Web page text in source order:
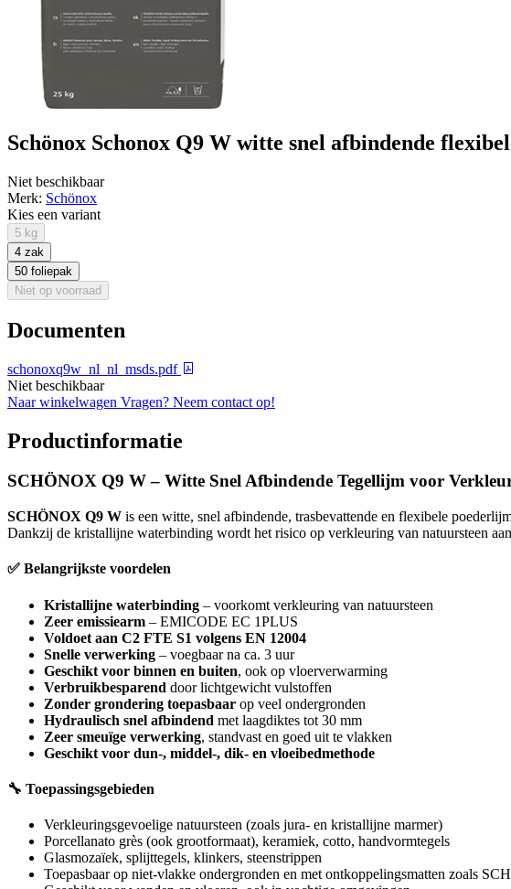
Schönox Schonox Q9 W witte snel afbindende
Niet beschikbaar
Merk: Schönox
Kies een variant
5 kg
4 zak
50 foliepak
Niet op voorraad
Documenten
schonoxq9w_nl_nl_msds.pdf
Niet beschikbaar
Naar winkelwagen Vragen? Neem contact op!
Productinformatie
SCHÖNOX Q9 W – Witte Snel Afbindende Tegellijm voor
SCHÖNOX Q9 W is een witte, snel afbindende, trasbevattende en flexibele
Dankzij de kristallijne waterbinding wordt het risico op verkleuring van natuursteen
✅ Belangrijkste voordelen
Kristallijne waterbinding – voorkomt verkleuring van natuursteen
Zeer emissiearm – EMICODE EC 1PLUS
Voldoet aan C2 FTE S1 volgens EN 12004
Snelle verwerking – voegbaar na ca. 3 uur
Geschikt voor binnen en buiten, ook op vloerverwarming
Verbruikbesparend door lichtgewicht vulstoffen
Zonder grondering toepasbaar op veel ondergronden
Hydraulisch snel afbindend met laagdiktes tot 30 mm
Zeer smeuïge verwerking, standvast en goed uit te vlakken
Geschikt voor dun-, middel-, dik- en vloeibedmethode
🔧 Toepassingsgebieden
Verkleuringsgevoelige natuursteen (zoals jura- en kristallijne marmer)
Porcellanato grès (ook grootformaat), keramiek, cotto, handvormtegels
Glasmozaïek, splijttegels, klinkers, steenstrippen
Toepasbaar op niet-vlakke ondergronden en met ontkoppelingsmatten zoals